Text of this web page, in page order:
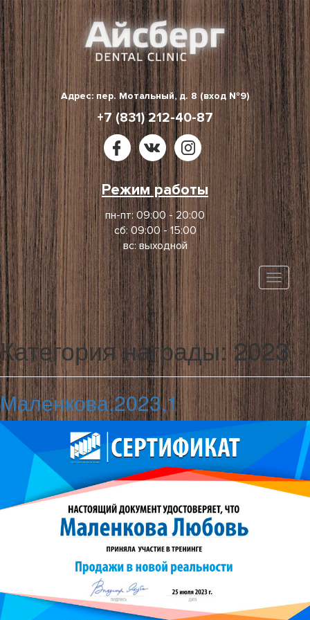
Skip
to
content
Адрес: пер. Мотальный, д. 8 (вход №9)
+7 (831) 212-40-87
Режим работы
пн-пт: 09:00 - 20:00
сб: 09:00 - 15:00
вс: выходной
Toggle
Категория награды:2023
Маленкова,2023,1